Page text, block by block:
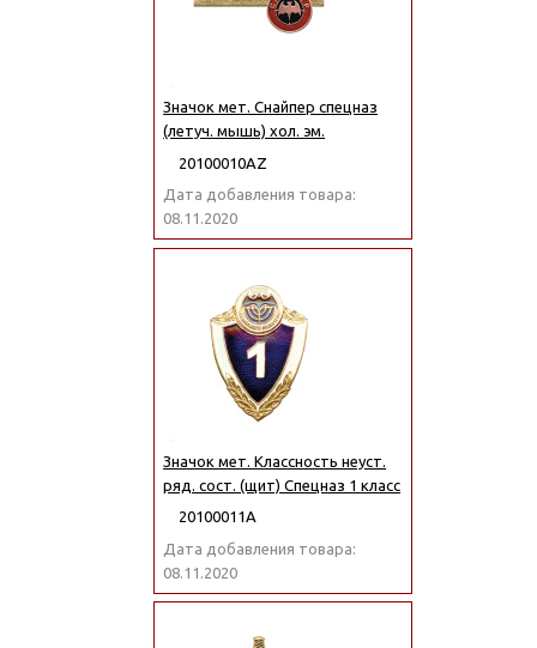
Значок мет. Снайпер спецназ
(летуч. мышь) хол. эм.
20100010АZ
Дата добавления товара:
08.11.2020
Значок мет. Классность неуст.
ряд. сост. (щит) Спецназ 1 класс
20100011А
Дата добавления товара:
08.11.2020